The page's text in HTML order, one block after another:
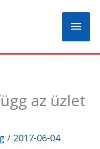
Main
az üzlet
/ 2017-06-04